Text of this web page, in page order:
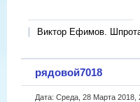
Виктор Ефимов.
рядовой7018
Дата: Среда, 28 Марта